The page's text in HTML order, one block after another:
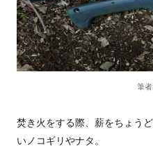
筆者
焚き火をする際、薪をちょう
いノコギリやナタ。